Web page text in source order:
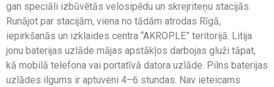
gan speciāli izbūvētās velosipēdu un skrejriteņu stacijās.
Runājot par stacijām, viena no tādām atrodas Rīgā,
iepirkšanās un izklaides centra “AKROPLE” teritorijā. Litija
jonu baterijas uzlāde mājas apstākļos darbojas gluži tāpat,
kā mobilā telefona vai portatīvā datora uzlāde. Pilns baterijas
uzlādes ilgums ir aptuveni 4–6 stundas. Nav ieteicams